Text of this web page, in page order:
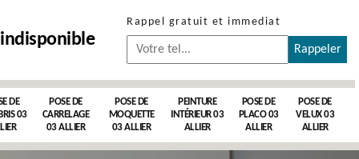
indisponible
Rappel gratuit et immediat
DE
03
POSE DE
CARRELAGE
03 ALLIER
POSE DE
MOQUETTE
03 ALLIER
PEINTURE
INTÉRIEUR 03
ALLIER
POSE DE
PLACO 03
ALLIER
POSE DE
VELUX 03
ALLIER